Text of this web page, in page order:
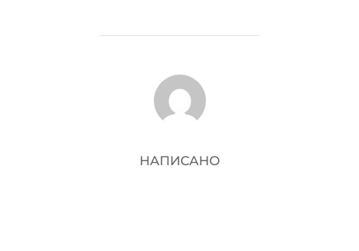
АВТОР ЗАПИСИ
НАПИСАНО